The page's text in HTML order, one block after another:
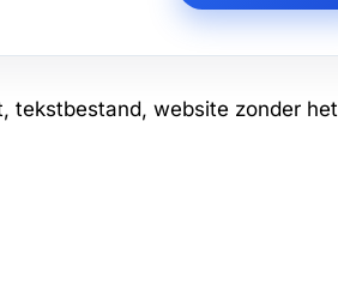
tekstbestand, website zonder het